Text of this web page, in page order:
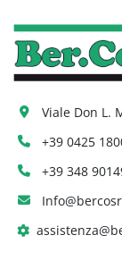
Viale Don L.
+39 0425
+39 348